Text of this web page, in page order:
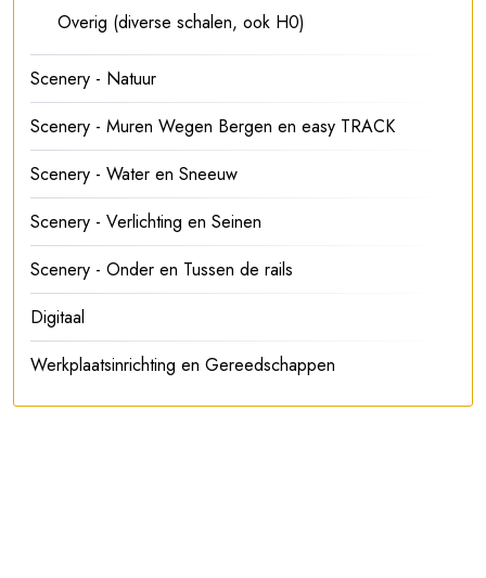
Overig (diverse schalen, ook H0)
Scenery - Natuur
Scenery - Muren Wegen Bergen en easy TRACK
Scenery - Water en Sneeuw
Scenery - Verlichting en Seinen
Scenery - Onder en Tussen de rails
Digitaal
Werkplaatsinrichting en Gereedschappen